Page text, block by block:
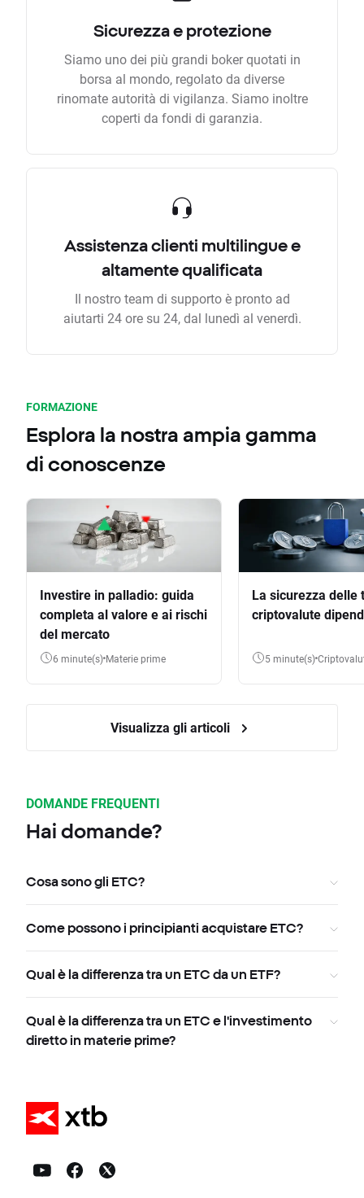
Sicurezza e protezione
Siamo uno dei più grandi boker quotati in
borsa al mondo, regolato da diverse
rinomate autorità di vigilanza. Siamo inoltre
coperti da fondi di garanzia.
Assistenza clienti multilingue e
altamente qualificata
Il nostro team di supporto è pronto ad
aiutarti 24 ore su 24, dal lunedì al venerdì.
FORMAZIONE
Esplora la nostra ampia gamma
di conoscenze
Investire in palladio: guida
completa al valore e ai rischi
del mercato
6 minute(s) Materie prime
La sicurezza delle
criptovalute
5 minute(s)
Visualizza gli articoli
DOMANDE FREQUENTI
Hai domande?
Cosa sono gli ETC?
Come possono i principianti acquistare ETC?
Qual è la differenza tra un ETC da un ETF?
Qual è la differenza tra un ETC e l'investimento
diretto in materie prime?